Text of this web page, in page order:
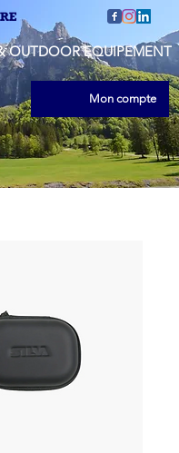
OUTDOOR EQUIPEMENT
Mon compte